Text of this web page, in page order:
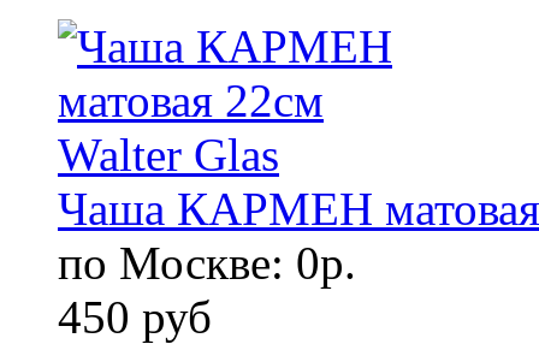
Чаша КАРМЕН матовая
по Москве: 0р.
450 руб